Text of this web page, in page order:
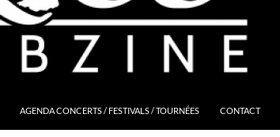
AGENDA CONCERTS / FESTIVALS / TOURNÉES CONTACT